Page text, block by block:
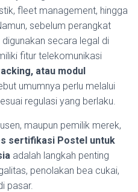
fleet management, hingga
sebelum perangkat
secara legal di
fitur telekomunikasi
atau modul
umumnya perlu melalui
regulasi yang berlaku.
maupun pemilik merek,
sertifikasi Postel untuk
adalah langkah penting
penolakan bea cukai,
pasar.